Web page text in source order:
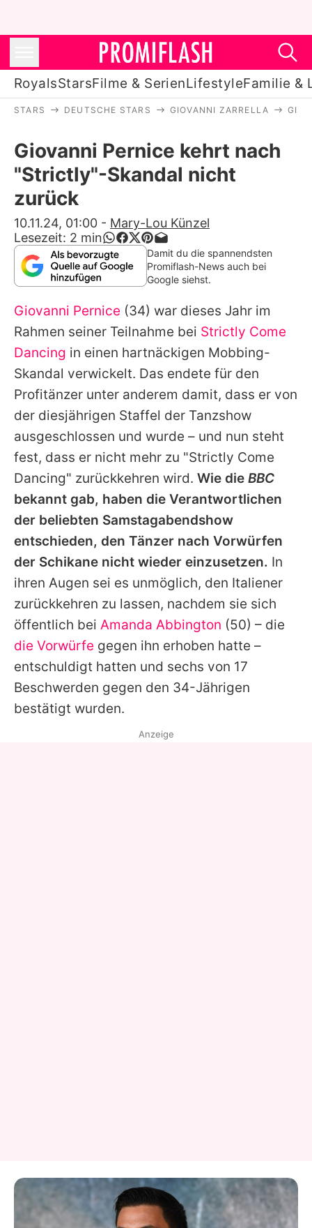
RoyalsStarsFilme & SerienLifestyleFamilie &
Stars
Filme & Serien
Lifestyle
Familie & Liebe
Promiflash Exklusiv
Alle Themen auf Promiflash
Jobs
App runterladen
Team
Redaktionelle Richtlinien
Impressum
Datenschutzerklärung
Nutzungsbedingungen
Utiq verwalten
STARS DEUTSCHE STARS GIOVANNI ZARRELLA
Giovanni Pernice kehrt nach
"Strictly"-Skandal nicht
zurück
10.11.24, 01:00 - Mary-Lou Künzel
Lesezeit: 2 min
Damit du die spannendsten
Promiflash-News auch bei
Google siehst.
Giovanni Pernice (34) war dieses Jahr im
Rahmen seiner Teilnahme bei Strictly Come
Dancing in einen hartnäckigen Mobbing-
Skandal verwickelt. Das endete für den
Profitänzer unter anderem damit, dass er von
der diesjährigen Staffel der Tanzshow
ausgeschlossen und wurde – und nun steht
fest, dass er nicht mehr zu "Strictly Come
Dancing" zurückkehren wird. Wie die BBC
bekannt gab, haben die Verantwortlichen
der beliebten Samstagabendshow
entschieden, den Tänzer nach Vorwürfen
der Schikane nicht wieder einzusetzen. In
ihren Augen sei es unmöglich, den Italiener
zurückkehren zu lassen, nachdem sie sich
öffentlich bei Amanda Abbington (50) – die
die Vorwürfe gegen ihn erhoben hatte –
entschuldigt hatten und sechs von 17
Beschwerden gegen den 34-Jährigen
bestätigt wurden.
Anzeige